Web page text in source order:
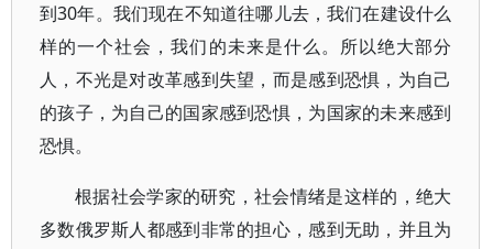
到30年。我们现在不知道往哪儿去，我们在建设什么
样的一个社会，我们的未来是什么。所以绝大部分
人，不光是对改革感到失望，而是感到恐惧，为自己
的孩子，为自己的国家感到恐惧，为国家的未来感到
恐惧。
根据社会学家的研究，社会情绪是这样的，绝大
多数俄罗斯人都感到非常的担心，感到无助，并且为